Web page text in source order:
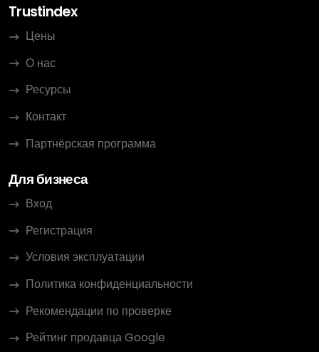
Trustindex
Цены
О нас
Ресурсы
Контакт
Партнёрская программа
Для бизнеса
Вход
Регистрация
Условия эксплуатации
Политика конфиденциальности
Рекомендации по проверке
Рейтинг продавца Google